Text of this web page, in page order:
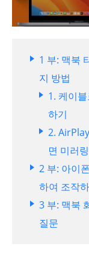
1 부: 맥북
지 방법
1. 케이
하기
2.
면 미러
2 부: 아이
하여 조작
3 부: 맥북
질문